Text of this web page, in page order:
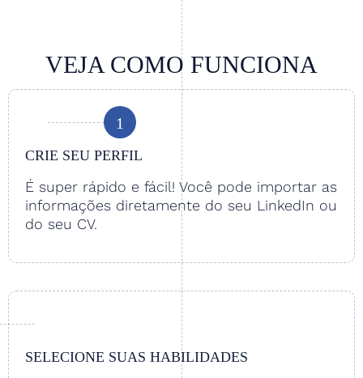
VEJA COMO FUNCIONA
1
CRIE SEU PERFIL
É super rápido e fácil! Você pode importar as
informações diretamente do seu LinkedIn ou
do seu CV.
SELECIONE SUAS HABILIDADES